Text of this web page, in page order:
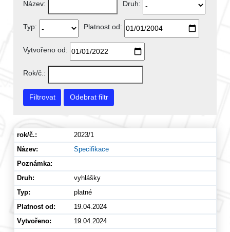
Název: Druh:
Typ: Platnost od:
Vytvořeno od:
Rok/č.:
Filtrovat Odebrat filtr
2023/1
Specifikace
vyhlášky
platné
19.04.2024
19.04.2024